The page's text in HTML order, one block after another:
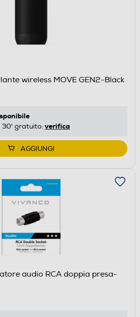
wireless MOVE GEN2-Black
30' gratuito: verifica
AGGIUNGI
audio RCA doppia presa-